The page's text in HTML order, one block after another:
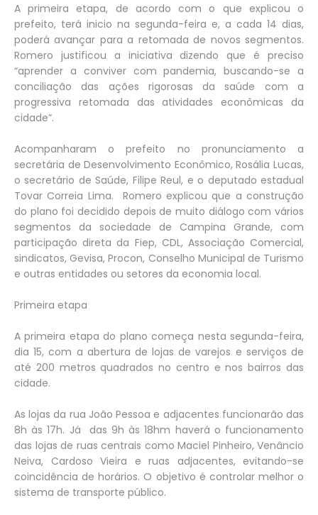
A primeira etapa, de acordo com o que explicou o
prefeito, terá inicio na segunda-feira e, a cada 14 dias,
poderá avançar para a retomada de novos segmentos.
Romero justificou a iniciativa dizendo que é preciso
“aprender a conviver com pandemia, buscando-se a
conciliação das ações rigorosas da saúde com a
progressiva retomada das atividades econômicas da
cidade”.
Acompanharam o prefeito no pronunciamento a
secretária de Desenvolvimento Econômico, Rosália Lucas,
o secretário de Saúde, Filipe Reul, e o deputado estadual
Tovar Correia Lima. Romero explicou que a construção
do plano foi decidido depois de muito diálogo com vários
segmentos da sociedade de Campina Grande, com
participação direta da Fiep, CDL, Associação Comercial,
sindicatos, Gevisa, Procon, Conselho Municipal de Turismo
e outras entidades ou setores da economia local.
Primeira etapa
A primeira etapa do plano começa nesta segunda-feira,
dia 15, com a abertura de lojas de varejos e serviços de
até 200 metros quadrados no centro e nos bairros das
cidade.
As lojas da rua João Pessoa e adjacentes funcionarão das
8h às 17h. Já das 9h às 18hm haverá o funcionamento
das lojas de ruas centrais como Maciel Pinheiro, Venâncio
Neiva, Cardoso Vieira e ruas adjacentes, evitando-se
coincidência de horários. O objetivo é controlar melhor o
sistema de transporte público.